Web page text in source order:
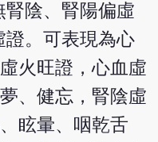
陰、腎陽偏虛
證。可表現為心
火旺證，心血虛
、健忘，腎陰虛
眩暈、咽乾舌